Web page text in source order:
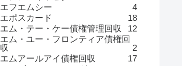
エフエムシー
4
エポスカード
18
エム・テー・ケー債権管理回収
12
エム・ユー・フロンティア債権回
収
2
エムアールアイ債権回収
17